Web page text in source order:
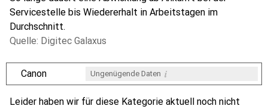
Servicestelle bis Wiedererhalt in Arbeitstagen im
Durchschnitt.
Quelle: Digitec Galaxus
Canon Ungenügende Daten i
iiii
Leider haben wir für diese Kategorie aktuell noch nicht